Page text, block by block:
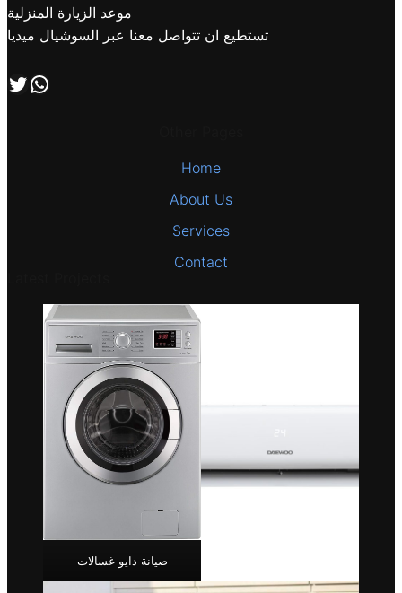
موعد الزيارة المنزلية
تستطيع ان تتواصل معنا عبر السوشيال ميديا
تابعنا علي صفحة التويتر اتصل بنا علي طريق الوتساب
Home
About Us
Services
Contact
صيانة دايو غسالات